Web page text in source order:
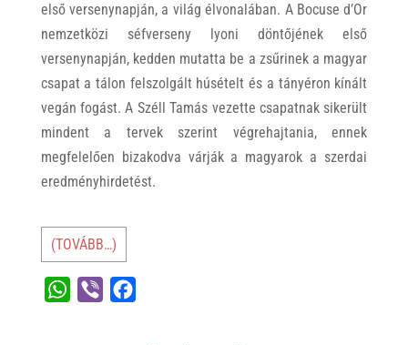
első versenynapján, a világ élvonalában. A Bocuse d’Or
nemzetközi séfverseny lyoni döntőjének első
versenynapján, kedden mutatta be a zsűrinek a magyar
csapat a tálon felszolgált húsételt és a tányéron kínált
vegán fogást. A Széll Tamás vezette csapatnak sikerült
mindent a tervek szerint végrehajtania, ennek
megfelelően bizakodva várják a magyarok a szerdai
eredményhirdetést.
(TOVÁBB…)